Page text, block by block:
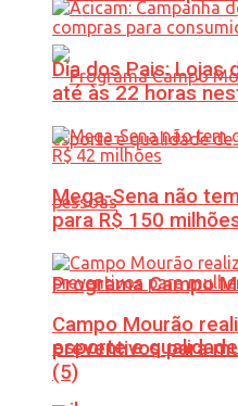
Programa Campo
esporte e
Dia dos Pais: Lojas
até às 22 horas
Mega-Sena não
para R$ 150
Campo Mourão
preventivos para
(5)